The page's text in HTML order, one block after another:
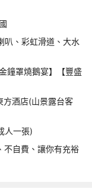
叭、彩虹滑道、大水
鐘罩燒鵝宴】【豐盛
方酒店(山景露台客
人一張)
不自費、讓你有充裕